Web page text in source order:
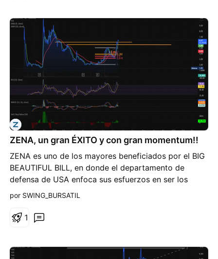
ZENA, un gran ÉXITO y con gran momentum!!
ZENA es uno de los mayores beneficiados por el BIG
BEAUTIFUL BILL, en donde el departamento de
defensa de USA enfoca sus esfuerzos en ser los
mayores consumidores de drones en el mundo.
Tuvimos unas grandes ganancias con potencial de
seguir subiendo, pero considerar una muy posible
corrección antes de continuar al alza. Sugiero aplicar
refleje una corrección
por SWING_BURSATIL
1